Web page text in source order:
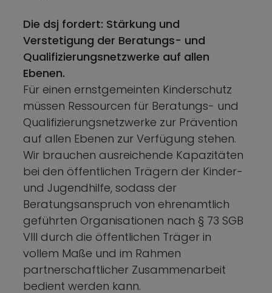
Die dsj fordert: Stärkung und
Verstetigung der Beratungs- und
Qualifizierungsnetzwerke auf allen
Ebenen.
Für einen ernstgemeinten Kinderschutz
müssen Ressourcen für Beratungs- und
Qualifizierungsnetzwerke zur Prävention
auf allen Ebenen zur Verfügung stehen.
Wir brauchen ausreichende Kapazitäten
bei den öffentlichen Trägern der Kinder-
und Jugendhilfe, sodass der
Beratungsanspruch von ehrenamtlich
geführten Organisationen nach § 73 SGB
VIII durch die öffentlichen Träger in
vollem Maße und im Rahmen
partnerschaftlicher Zusammenarbeit
bedient werden kann.